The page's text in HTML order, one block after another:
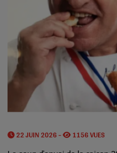
22 JUIN 2026 - 1156 VUES